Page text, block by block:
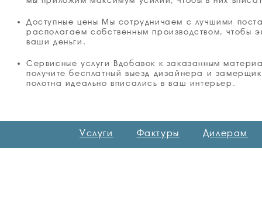
Доступные цены Мы сотрудничаем с лучшими
располагаем собственным производством, чтобы
ваши деньги.
Сервисные услуги Вдобавок к заказанным
получите бесплатный выезд дизайнера и
полотна идеально вписались в ваш интерьер.
Услуги Фактуры Дилерам